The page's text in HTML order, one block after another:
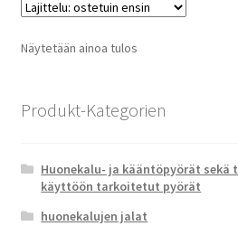
Näytetään ainoa tulos
Produkt-Kategorien
Huonekalu- ja kääntöpyörät sekä
käyttöön tarkoitetut pyörät
huonekalujen jalat